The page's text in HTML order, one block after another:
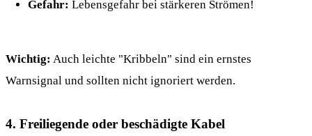
Gefahr: Lebensgefahr bei stärkeren Strömen!
Wichtig: Auch leichte "Kribbeln" sind ein ernstes
Warnsignal und sollten nicht ignoriert werden.
4. Freiliegende oder beschädigte Kabel